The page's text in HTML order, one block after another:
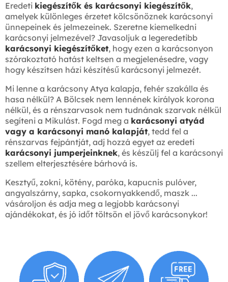
Eredeti kiegészítők és karácsonyi kiegészítők,
amelyek különleges érzetet kölcsönöznek karácsonyi
ünnepeinek és jelmezeinek. Szeretne kiemelkedni
karácsonyi jelmezével? Javasoljuk a legeredetibb
karácsonyi kiegészítőket, hogy ezen a karácsonyon
szórakoztató hatást keltsen a megjelenésedre, vagy
hogy készítsen házi készítésű karácsonyi jelmezét.
Mi lenne a karácsony Atya kalapja, fehér szakálla és
hasa nélkül? A Bölcsek nem lennének királyok korona
nélkül, és a rénszarvasok nem tudnának szarvak nélkül
segíteni a Mikulást. Fogd meg a karácsonyi atyád
vagy a karácsonyi manó kalapját, tedd fel a
rénszarvas fejpántját, adj hozzá egyet az eredeti
karácsonyi jumperjeinknek, és készülj fel a karácsonyi
szellem elterjesztésére bárhová is.
Kesztyű, zokni, kötény, paróka, kapucnis pulóver,
angyalszárny, sapka, csokornyakkendő, maszk ...
vásároljon és adja meg a legjobb karácsonyi
ajándékokat, és jó időt töltsön el jövő karácsonykor!